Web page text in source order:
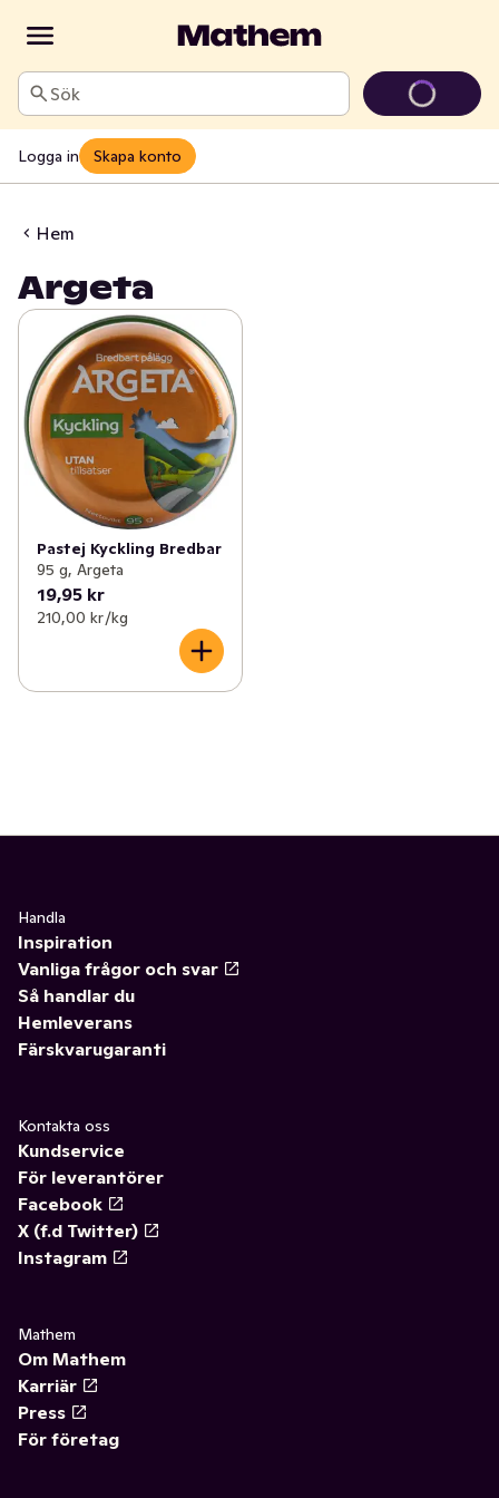
Sök
Logga in Skapa konto
Hem
Argeta
Pastej Kyckling Bredbar
95 g, Argeta
19,95 kr
210,00 kr /kg
Handla
Inspiration
Vanliga frågor och svar
Så handlar du
Hemleverans
Färskvarugaranti
Kontakta oss
Kundservice
För leverantörer
Facebook
X (f.d Twitter)
Instagram
Mathem
Om Mathem
Karriär
Press
För företag